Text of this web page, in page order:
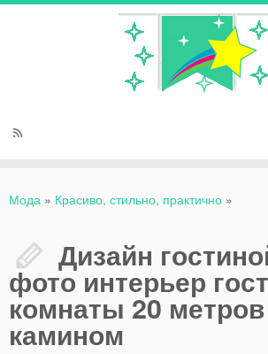
Мода » Красиво, стильно, практично »
Дизайн
фото интерьер
комнаты 20
камином